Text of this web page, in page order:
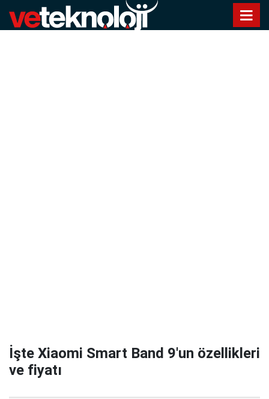
İşte Xiaomi Smart Band 9'un özellikleri
ve fiyatı